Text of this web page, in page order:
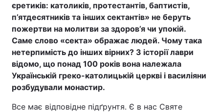
Відео з Youtube Статті
Інтерв'ю Думки
Архів Вакансії
Контакти
єретиків: католиків, протестантів, баптистів,
п’ятдесятників та інших сектантів» не беруть
пожертви на молитви за здоров’я чи упокій.
Саме слово «секта» ображає людей. Чому така
нетерпимість до інших вірних? З історії лаври
відомо, що понад 100 років вона належала
Українській греко-католицькій церкві і василіяни
розбудували монастир.
Все має відповідне підґрунтя. Є в нас Святе